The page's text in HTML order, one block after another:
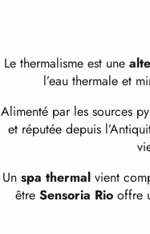
Le thermalisme est une
l’eau thermale et
Alimenté par les sources
et réputée depuis
Un spa thermal vient
être Sensoria Rio offre